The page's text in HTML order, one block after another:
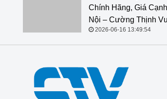
Tranh Tại Hà Nội – Cường Thịnh Vương